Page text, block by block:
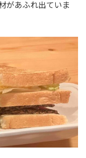
があふれ出ていま